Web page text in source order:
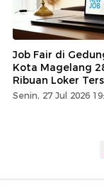
Job Fair di
Kota Magelang
Ribuan Loker
Senin, 27 Jul 2026